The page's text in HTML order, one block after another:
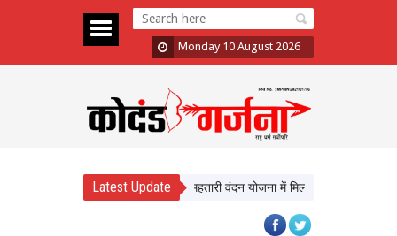
Monday 10 August 2026
Latest Update
महिलाओं के लिए खुशखबरी, महतारी वंदन योजना में मिल सकती है जगह